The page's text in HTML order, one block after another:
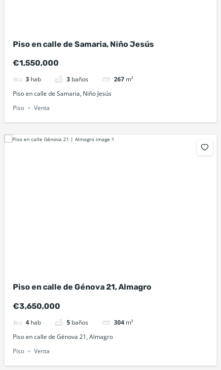
Piso en calle de Samaria, Niño Jesús
€1,550,000
3 hab 3 baños 267 m²
Piso en calle de Samaria, Niño Jesús
Piso
Venta
Piso en calle de Génova 21, Almagro
€3,650,000
4 hab 5 baños 304 m²
Piso en calle de Génova 21, Almagro
Piso
Venta